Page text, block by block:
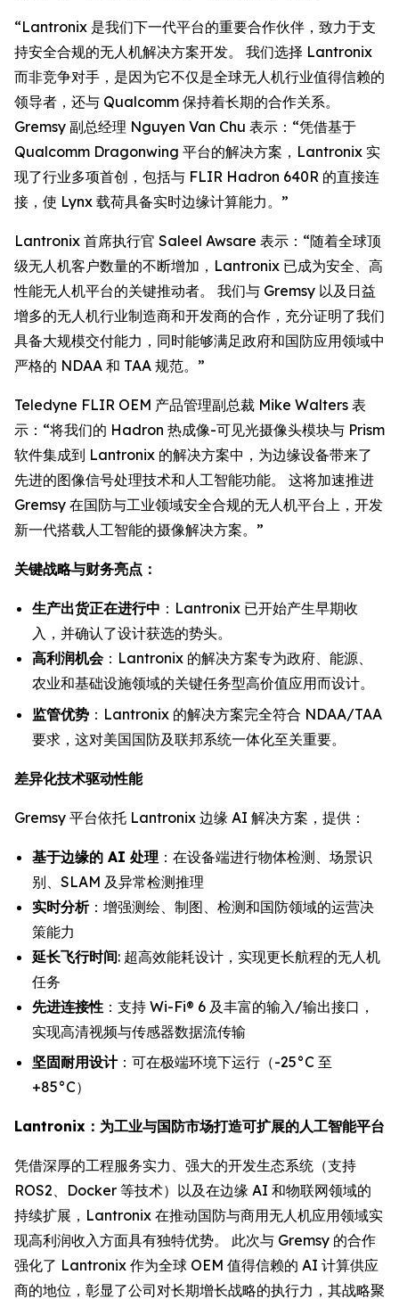
“Lantronix 是我们下一代平台的重要合作伙伴，致力于支
持安全合规的无人机解决方案开发。 我们选择 Lantronix
而非竞争对手，是因为它不仅是全球无人机行业值得信赖的
领导者，还与 Qualcomm 保持着长期的合作关系。
Gremsy 副总经理 Nguyen Van Chu 表示：“凭借基于
Qualcomm Dragonwing 平台的解决方案，Lantronix 实
现了行业多项首创，包括与 FLIR Hadron 640R 的直接连
接，使 Lynx 载荷具备实时边缘计算能力。”
Lantronix 首席执行官 Saleel Awsare 表示：“随着全球顶
级无人机客户数量的不断增加，Lantronix 已成为安全、高
性能无人机平台的关键推动者。 我们与 Gremsy 以及日益
增多的无人机行业制造商和开发商的合作，充分证明了我们
具备大规模交付能力，同时能够满足政府和国防应用领域中
严格的 NDAA 和 TAA 规范。”
Teledyne FLIR OEM 产品管理副总裁 Mike Walters 表
示：“将我们的 Hadron 热成像-可见光摄像头模块与 Prism
软件集成到 Lantronix 的解决方案中，为边缘设备带来了
先进的图像信号处理技术和人工智能功能。 这将加速推进
Gremsy 在国防与工业领域安全合规的无人机平台上，开发
新一代搭载人工智能的摄像解决方案。”
关键战略与财务亮点：
生产出货正在进行中 ：Lantronix 已开始产生早期收
入，并确认了设计获选的势头。
高利润机会：Lantronix 的解决方案专为政府、能源、
农业和基础设施领域的关键任务型高价值应用而设计。
监管优势 ：Lantronix 的解决方案完全符合 NDAA/TAA
要求，这对美国国防及联邦系统一体化至关重要。
差异化技术驱动性能
Gremsy 平台依托 Lantronix 边缘 AI 解决方案，提供：
基于边缘的 AI 处理 ：在设备端进行物体检测、场景识
别、SLAM 及异常检测推理
实时分析：增强测绘、制图、检测和国防领域的运营决
策能力
延长飞行时间: 超高效能耗设计，实现更长航程的无人机
任务
先进连接性 ：支持 Wi-Fi® 6 及丰富的输入/输出接口，
实现高清视频与传感器数据流传输
坚固耐用设计：可在极端环境下运行（-25°C 至
+85°C）
Lantronix：为工业与国防市场打造可扩展的人工智能平台
凭借深厚的工程服务实力、强大的开发生态系统（支持
ROS2、Docker 等技术）以及在边缘 AI 和物联网领域的
持续扩展，Lantronix 在推动国防与商用无人机应用领域实
现高利润收入方面具有独特优势。 此次与 Gremsy 的合作
强化了 Lantronix 作为全球 OEM 值得信赖的 AI 计算供应
商的地位，彰显了公司对长期增长战略的执行力，其战略聚